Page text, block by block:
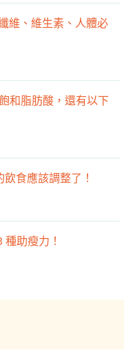
維、維生素、人體必
和脂肪酸，還有以下
食應該調整了！
助瘦力！